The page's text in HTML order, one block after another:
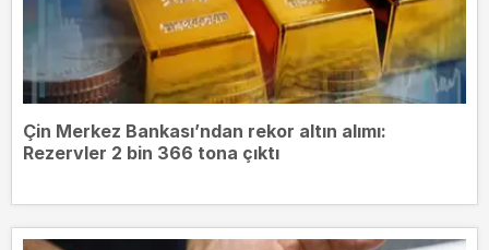
Çin Merkez Bankası’ndan rekor altın alımı:
Rezervler 2 bin 366 tona çıktı